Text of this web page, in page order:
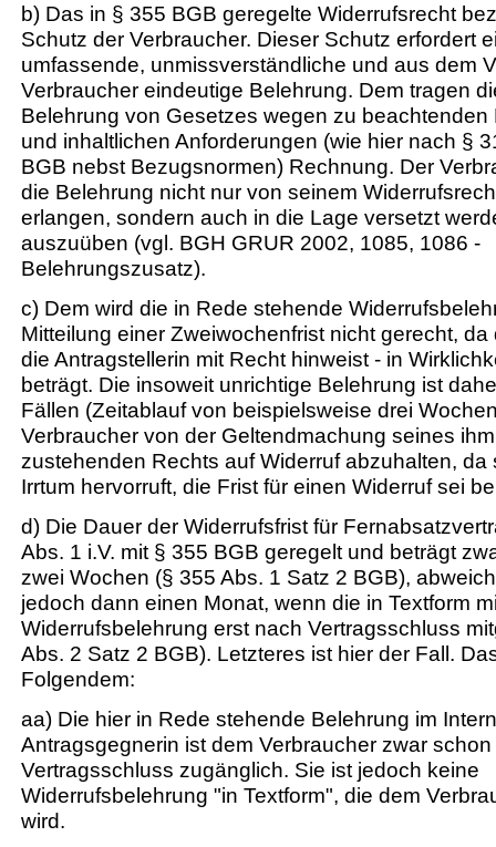
b) Das in § 355 BGB geregelte Widerrufsrecht
Schutz der Verbraucher. Dieser Schutz erfordert
umfassende, unmissverständliche und aus dem
Verbraucher eindeutige Belehrung. Dem tragen
Belehrung von Gesetzes wegen zu beachtenden
und inhaltlichen Anforderungen (wie hier nach §
BGB nebst Bezugsnormen) Rechnung. Der
die Belehrung nicht nur von seinem
erlangen, sondern auch in die Lage versetzt
auszuüben (vgl. BGH GRUR 2002, 1085, 1086 -
Belehrungszusatz).
c) Dem wird die in Rede stehende
Mitteilung einer Zweiwochenfrist nicht gerecht, da
die Antragstellerin mit Recht hinweist - in
beträgt. Die insoweit unrichtige Belehrung ist
Fällen (Zeitablauf von beispielsweise drei
Verbraucher von der Geltendmachung seines
zustehenden Rechts auf Widerruf abzuhalten, da
Irrtum hervorruft, die Frist für einen Widerruf sei
d) Die Dauer der Widerrufsfrist für
Abs. 1 i.V. mit § 355 BGB geregelt und beträgt
zwei Wochen (§ 355 Abs. 1 Satz 2 BGB),
jedoch dann einen Monat, wenn die in Textform
Widerrufsbelehrung erst nach Vertragsschluss
Abs. 2 Satz 2 BGB). Letzteres ist hier der Fall.
Folgendem:
aa) Die hier in Rede stehende Belehrung im
Antragsgegnerin ist dem Verbraucher zwar schon
Vertragsschluss zugänglich. Sie ist jedoch keine
Widerrufsbelehrung "in Textform", die dem
wird.